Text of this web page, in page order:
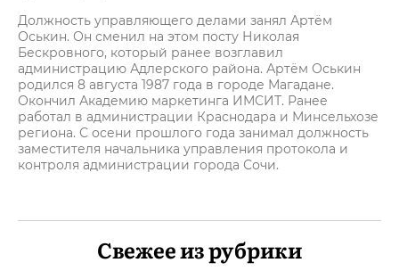
Должность управляющего делами занял Артём
Оськин. Он сменил на этом посту Николая
Бескровного, который ранее возглавил
администрацию Адлерского района. Артём Оськин
родился 8 августа 1987 года в городе Магадане.
Окончил Академию маркетинга ИМСИТ. Ранее
работал в администрации Краснодара и Минсельхозе
региона. С осени прошлого года занимал должность
заместителя начальника управления протокола и
контроля администрации города Сочи.
Свежее из рубрики